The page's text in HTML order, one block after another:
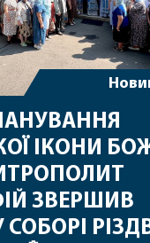
ІКОНИ
ЗВЕРШИВ
СОБОРІ